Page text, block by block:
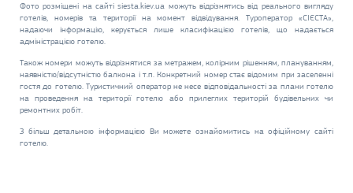
Фото розміщені на сайті siesta.kiev.ua можуть відрізнятись від реального вигляду
готелів, номерів та території на момент відвідування. Туроператор «СІЄСТА»,
надаючи інформацію, керується лише класифікацією готелів, що надається
адміністрацією готелю.
Також номери можуть відрізнятися за метражем, колірним рішенням, плануванням,
наявністю/відсутністю балкона і т.п. Конкретний номер стає відомим при заселенні
гостя до готелю. Туристичний оператор не несе відповідальності за плани готелю
на проведення на території готелю або прилеглих територій будівельних чи
ремонтних робіт.
З більш детальною інформацією Ви можете ознайомитись на офіційному сайті
готелю.